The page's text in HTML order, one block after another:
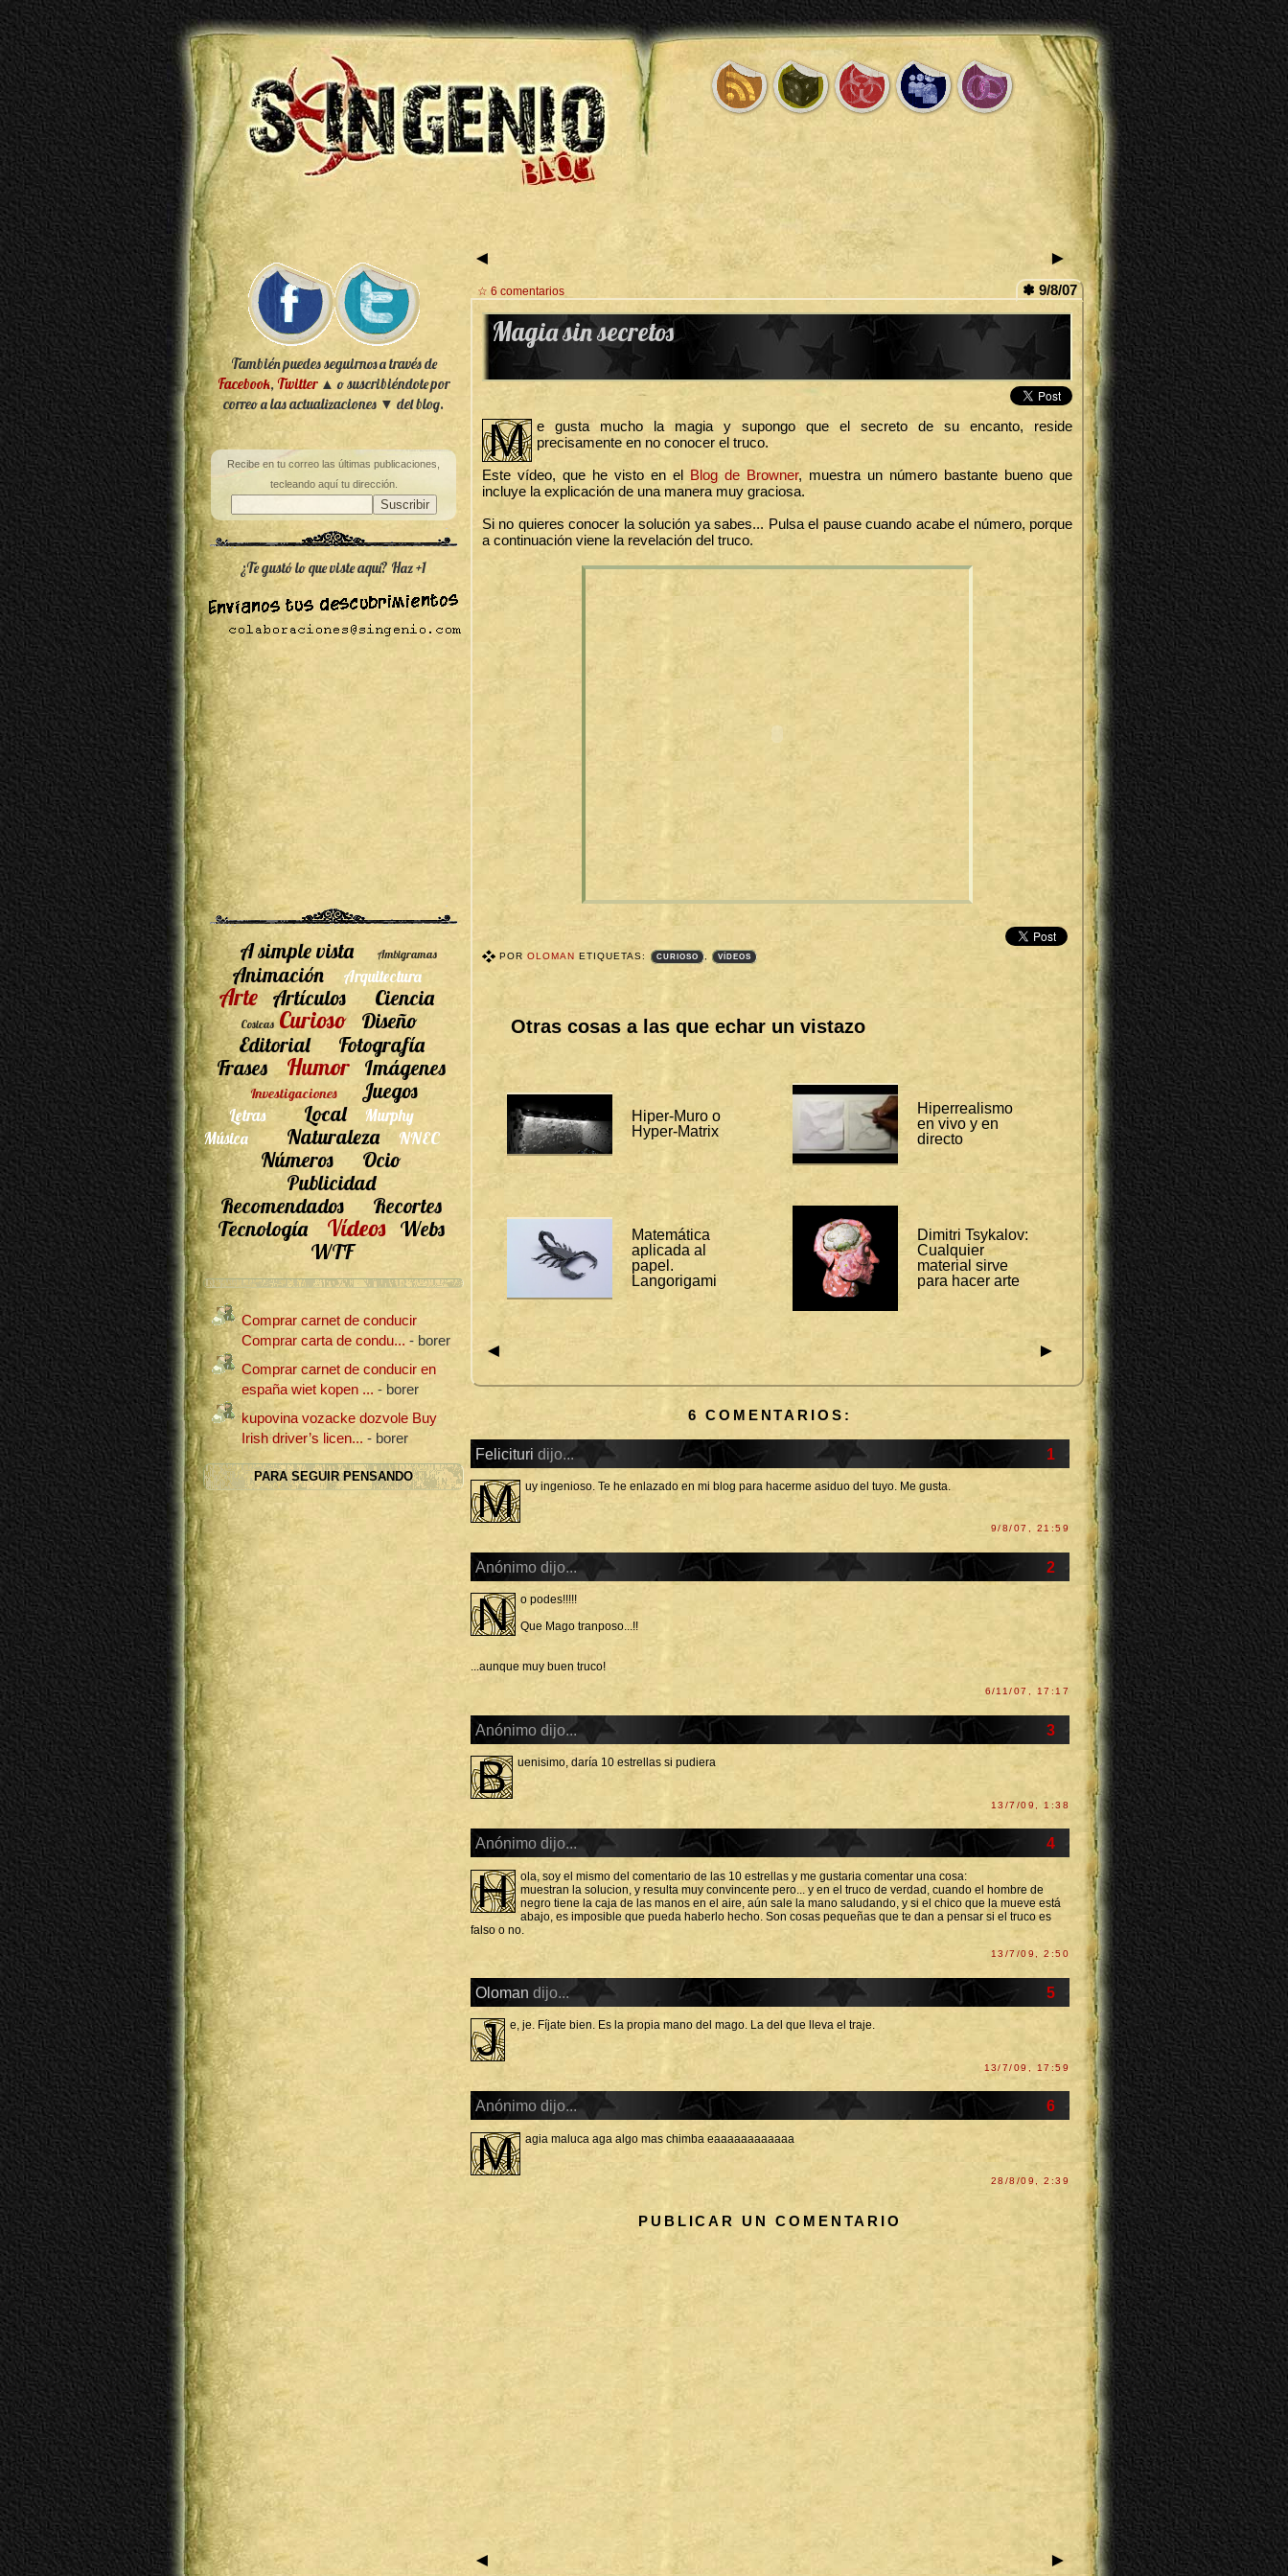
◄ ►
✽ 9/8/07
☆ 6 comentarios
Magia sin secretos
M
e gusta mucho la magia y supongo que el secreto de su encanto, reside
precisamente en no conocer el truco.
Este vídeo, que he visto en el Blog de Browner, muestra un número bastante bueno que
incluye la explicación de una manera muy graciosa.
Si no quieres conocer la solución ya sabes... Pulsa el pause cuando acabe el número, porque
a continuación viene la revelación del truco.
POROLOMANETIQUETAS: CURIOSO , VÍDEOS
Otras cosas a las que echar un vistazo
Hiper-Muro o
Hyper-Matrix
Hiperrealismo
en vivo y en
directo
Matemática
aplicada al
papel.
Langorigami
Dimitri Tsykalov:
Cualquier
material sirve
para hacer arte
◄ ►
6 COMENTARIOS:
Felicituri dijo... 1
M uy ingenioso. Te he enlazado en mi blog para hacerme asiduo del tuyo. Me gusta.
9/8/07, 21:59
Anónimo dijo... 2
N
o podes!!!!!
Que Mago tranposo...!!
...aunque muy buen truco!
6/11/07, 17:17
Anónimo dijo... 3
b uenisimo, daría 10 estrellas si pudiera
13/7/09, 1:38
Anónimo dijo... 4
h
ola, soy el mismo del comentario de las 10 estrellas y me gustaria comentar una cosa:
muestran la solucion, y resulta muy convincente pero... y en el truco de verdad, cuando el hombre de
negro tiene la caja de las manos en el aire, aún sale la mano saludando, y si el chico que la mueve está
abajo, es imposible que pueda haberlo hecho. Son cosas pequeñas que te dan a pensar si el truco es
falso o no.
13/7/09, 2:50
Oloman dijo... 5
J e, je. Fíjate bien. Es la propia mano del mago. La del que lleva el traje.
13/7/09, 17:59
Anónimo dijo... 6
m agia maluca aga algo mas chimba eaaaaaaaaaaaa
28/8/09, 2:39
PUBLICAR UN COMENTARIO
◄ ►
También puedes seguirnos a través de
Facebook,Twitter▲ o suscribiéndote por
correo a las actualizaciones ▼ del blog.
Recibe en tu correo las últimas publicaciones,
tecleando aquí tu dirección.
¿Te gustó lo que viste aquí? Haz +1
A simple vista Ambigramas
Animación Arquitectura
Arte Artículos Ciencia
Cosicas Curioso
Diseño
Editorial
Fotografía
Frases
Humor Imágenes
Investigaciones Juegos
Letras Local
Murphy
Música
Naturaleza NNEC
Números
Ocio
Publicidad
Recomendados
Recortes
Tecnología
Vídeos Webs
WTF
Comprar carnet de conducir
Comprar carta de condu... - borer
Comprar carnet de conducir en
españa wiet kopen ... - borer
kupovina vozacke dozvole Buy
Irish driver’s licen... - borer
PARA SEGUIR PENSANDO